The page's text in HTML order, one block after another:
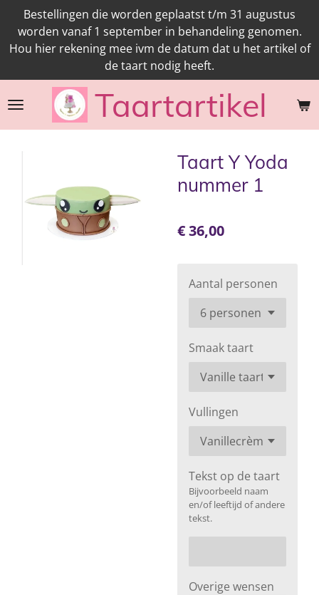
direct
naar
hoofdinhoud
Taartartikel
Bestellingen die worden geplaatst t/m 31 augustus
worden vanaf 1 september in behandeling genomen.
Hou hier rekening mee ivm de datum dat u het artikel of
de taart nodig heeft.
Taart Y Yoda
nummer 1
€ 36,00
Aantal personen
Smaak taart
Vullingen
Tekst op de taart
Bijvoorbeeld naam
en/of leeftijd of andere
tekst.
Overige wensen